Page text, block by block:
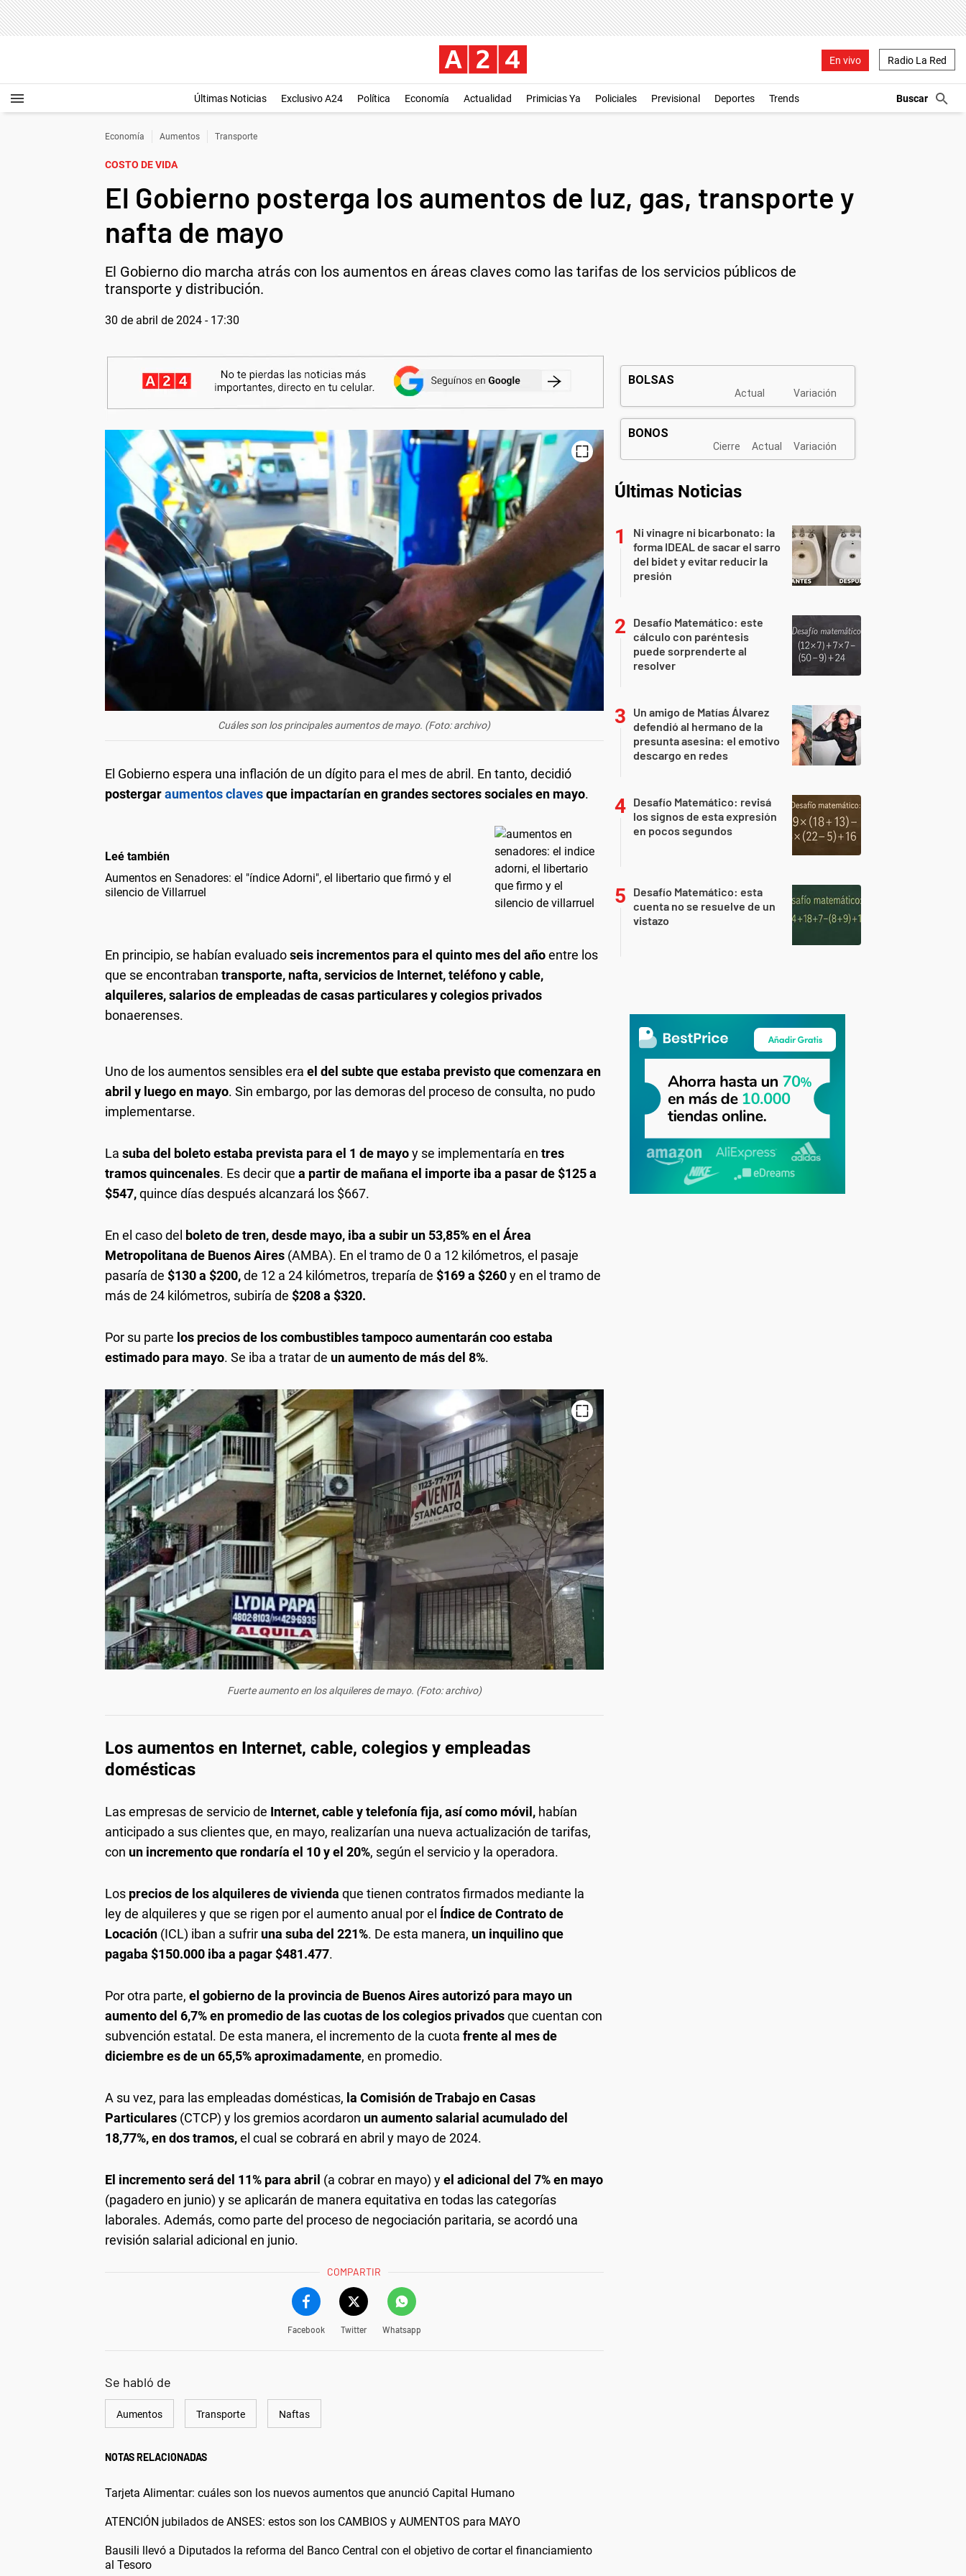
En vivo Radio La Red
Últimas Noticias Exclusivo A24 Política Economía Actualidad Primicias Ya Policiales Previsional Deportes Trends
Economía Aumentos Transporte
COSTO DE VIDA
El Gobierno posterga los aumentos de luz, gas, transporte y
nafta de mayo
El Gobierno dio marcha atrás con los aumentos en áreas claves como las tarifas de los servicios públicos de
transporte y distribución.
30 de abril de 2024 - 17:30
Cuáles son los principales aumentos de mayo. (Foto: archivo)
El Gobierno espera una inflación de un dígito para el mes de abril. En tanto, decidió
postergaraumentos clavesque impactarían en grandes sectores sociales en mayo.
Leé también
Aumentos en Senadores: el "índice Adorni", el libertario que firmó y el
silencio de Villarruel
En principio, se habían evaluadoseis incrementos para el quinto mes del añoentre los
que se encontraban transporte, nafta, servicios de Internet, teléfono y cable,
alquileres, salarios de empleadas de casas particulares y colegios privados
bonaerenses.
Uno de los aumentos sensibles era el del subte que estaba previsto que comenzara en
abril y luego en mayo. Sin embargo, por las demoras del proceso de consulta, no pudo
implementarse.
La suba del boleto estaba prevista para el 1 de mayoy se implementaría en tres
tramos quincenales. Es decir que a partir de mañana el importe iba a pasar de $125 a
$547,quince días después alcanzará los $667.
En el caso del boleto de tren, desde mayo, iba a subir un 53,85% en el Área
Metropolitana de Buenos Aires (AMBA). En el tramo de 0 a 12 kilómetros, el pasaje
pasaría de $130 a $200,de 12 a 24 kilómetros, treparía de $169 a $260y en el tramo de
más de 24 kilómetros, subiría de $208 a $320.
Por su parte los precios de los combustibles tampoco aumentarán coo estaba
estimado para mayo. Se iba a tratar de un aumento de más del 8%.
Fuerte aumento en los alquileres de mayo. (Foto: archivo)
Los aumentos en Internet, cable, colegios y empleadas
domésticas
Las empresas de servicio de Internet, cable y telefonía fija, así como móvil, habían
anticipado a sus clientes que, en mayo, realizarían una nueva actualización de tarifas,
con un incremento que rondaría el 10 y el 20%, según el servicio y la operadora.
Los precios de los alquileres de vivienda que tienen contratos firmados mediante la
ley de alquileres y que se rigen por el aumento anual por el Índice de Contrato de
Locación (ICL) iban a sufrir una suba del 221%. De esta manera, un inquilino que
pagaba $150.000 iba a pagar $481.477.
Por otra parte, el gobierno de la provincia de Buenos Aires autorizó para mayo un
aumento del 6,7% en promedio de las cuotas de los colegios privadosque cuentan con
subvención estatal. De esta manera, el incremento de la cuota frente al mes de
diciembre es de un 65,5% aproximadamente, en promedio.
A su vez, para las empleadas domésticas, la Comisión de Trabajo en Casas
Particulares (CTCP) y los gremios acordaron un aumento salarial acumulado del
18,77%, en dos tramos,el cual se cobrará en abril y mayo de 2024.
El incremento será del 11% para abril (a cobrar en mayo) yel adicional del 7% en mayo
(pagadero en junio) y se aplicarán de manera equitativa en todas las categorías
laborales. Además, como parte del proceso de negociación paritaria, se acordó una
revisión salarial adicional en junio.
COMPARTIR
Facebook Twitter Whatsapp
Se habló de
Aumentos Transporte Naftas
NOTAS RELACIONADAS
Tarjeta Alimentar: cuáles son los nuevos aumentos que anunció Capital Humano
ATENCIÓN jubilados de ANSES: estos son los CAMBIOS y AUMENTOS para MAYO
Bausili llevó a Diputados la reforma del Banco Central con el objetivo de cortar el financiamiento
al Tesoro
Últimas Noticias
Ni vinagre ni bicarbonato: la
forma IDEAL de sacar el sarro
del bidet y evitar reducir la
presión
Desafío Matemático: este
cálculo con paréntesis
puede sorprenderte al
resolver
Un amigo de Matías Álvarez
defendió al hermano de la
presunta asesina: el emotivo
descargo en redes
Desafío Matemático: revisá
los signos de esta expresión
en pocos segundos
Desafío Matemático: esta
cuenta no se resuelve de un
vistazo